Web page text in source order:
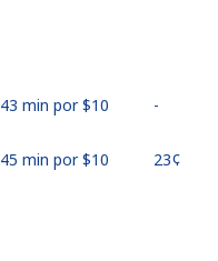
43 min por ⁦$10⁩ -
45 min por ⁦$10⁩ ⁦23¢⁩